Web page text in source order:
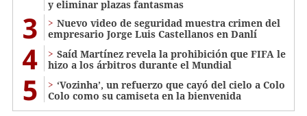
y eliminar plazas fantasmas
3
Nuevo video de seguridad muestra crimen del
empresario Jorge Luis Castellanos en Danlí
4
Saíd Martínez revela la prohibición que FIFA le
hizo a los árbitros durante el Mundial
5
‘Vozinha’, un refuerzo que cayó del cielo a Colo
Colo como su camiseta en la bienvenida